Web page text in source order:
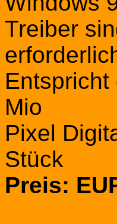
Treiber
Mio
Pixel
Stück
Preis: